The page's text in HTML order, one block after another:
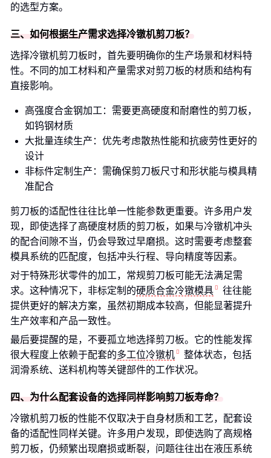
的选型方案。
三、如何根据生产需求选择冷镦机剪刀板？
选择冷镦机剪刀板时，首先要明确你的生产场景和材料特
性。不同的加工材料和产量需求对剪刀板的材质和结构有
直接影响。
高强度合金钢加工：需要更高硬度和耐磨性的剪刀板，
如钨钢材质
大批量连续生产：优先考虑散热性能和抗疲劳性更好的
设计
非标件定制生产：需确保剪刀板尺寸和形状能与模具精
准配合
剪刀板的适配性往往比单一性能参数更重要。许多用户发
现，即使选择了高硬度材质的剪刀板，如果与冷镦机冲头
的配合间隙不当，仍会导致过早磨损。这时需要考虑整套
模具系统的匹配度，包括冲头行程、导向精度等因素。
对于特殊形状零件的加工，常规剪刀板可能无法满足需
求。这种情况下，非标定制的硬质合金冷镦模具
往往能
提供更好的解决方案，虽然初期成本较高，但能显著提升
生产效率和产品一致性。
最后要提醒的是，不要孤立地选择剪刀板。它的性能发挥
很大程度上依赖于配套的多工位冷镦机
整体状态，包括
润滑系统、送料机构等关键部件的工作状况。
四、为什么配套设备的选择同样影响剪刀板寿命？
冷镦机剪刀板的性能不仅取决于自身材质和工艺，配套设
备的适配性同样关键。许多用户发现，即使选购了高规格
剪刀板，仍频繁出现磨损或断裂，问题往往出在液压系统